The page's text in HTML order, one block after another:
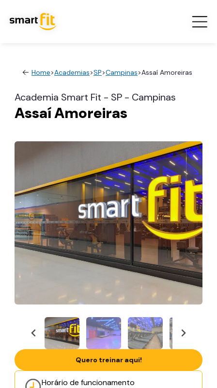
Home>Academias>SP>Campinas>Assaí Amoreiras
Academia Smart Fit - SP - Campinas
Assaí Amoreiras
Horário de funcionamento
Quero treinar aqui!